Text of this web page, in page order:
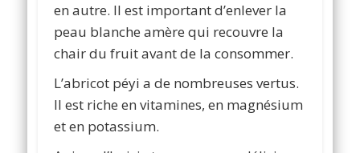
en autre. Il est important d’enlever la
peau blanche amère qui recouvre la
chair du fruit avant de la consommer.
L’abricot péyi a de nombreuses vertus.
Il est riche en vitamines, en magnésium
et en potassium.